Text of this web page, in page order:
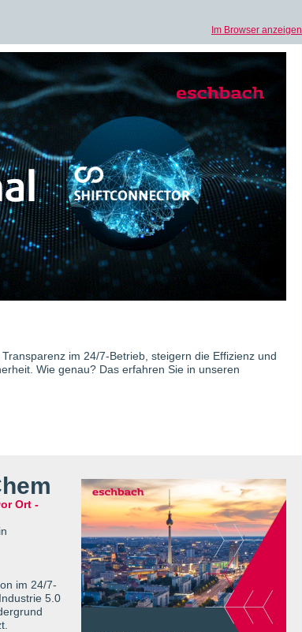
Im Browser anzeigen
im 24/7-Betrieb, steigern die Effizienz und
Wie genau? Das erfahren Sie in unseren
Ort -
im 24/7-
5.0